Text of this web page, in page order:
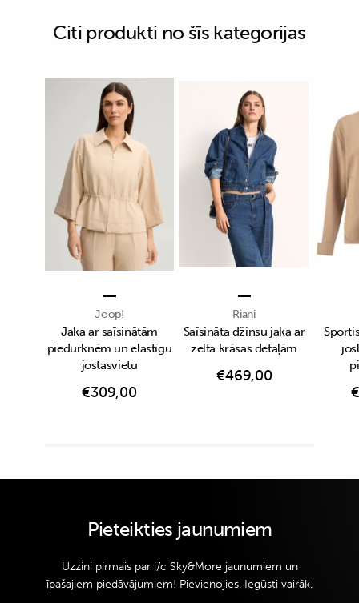
Citi produkti no šīs kategorijas
Joop!
Jaka ar saīsinātām
piedurknēm un elastīgu
jostasvietu
€309,00
Riani
Saīsināta džinsu jaka ar
zelta krāsas detaļām
€469,00
€
Pieteikties jaunumiem
Uzzini pirmais par i/c Sky&More jaunumiem un
īpašajiem piedāvājumiem! Pievienojies. Iegūsti vairāk.